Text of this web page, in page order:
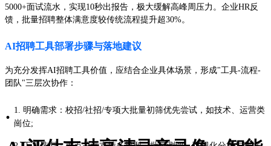
5000+面试流水，实现10秒出报告，极大缓解高峰周压力。企业HR反
馈，批量招聘整体满意度较传统流程提升超30%。
AI招聘工具部署步骤与落地建议
为充分发挥AI招聘工具价值，应结合企业具体场景，形成"工具-流程-
团队"三层次协作：
· 1. 明确需求：校招/社招/专项大批量初筛优先尝试，如技术、运营类
崗位;